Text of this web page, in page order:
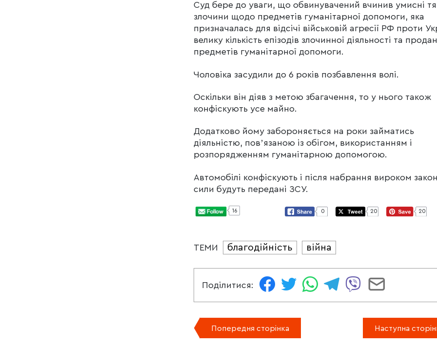
Суд бере до уваги, що обвинувачений вчинив умисні
злочини щодо предметів гуманітарної допомоги, яка
призначалась для відсічі військовій агресії РФ проти
велику кількість епізодів злочинної діяльності та
предметів гуманітарної допомоги.
Чоловіка засудили до 6 років позбавлення волі.
Оскільки він діяв з метою збагачення, то у нього також
конфіскують усе майно.
Додатково йому забороняється на роки займатись
діяльністю, повʼязаною із обігом, використанням і
розпорядженням гуманітарною допомогою.
Автомобілі конфіскують і після набрання вироком
сили будуть передані ЗСУ.
16 0 20 20
ТЕМИ благодійність війна
Поділитися:
Попередня сторінка Наступна